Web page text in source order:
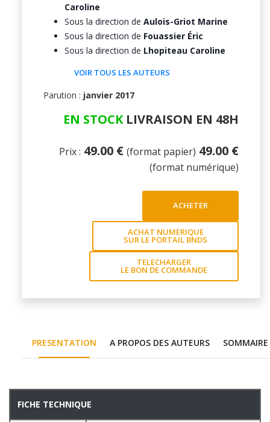
Caroline
Sous la direction de Aulois-Griot Marine
Sous la direction de Fouassier Éric
Sous la direction de Lhopiteau Caroline
VOIR TOUS LES AUTEURS
Parution : janvier 2017
EN STOCKLIVRAISON EN 48H
Prix : 49.00 € (format papier) 49.00 €
(format numérique)
ACHETER
ACHAT NUMERIQUE
SUR LE PORTAIL BNDS
TELECHARGER
LE BON DE COMMANDE
PRESENTATION A PROPOS DES AUTEURS SOMMAIRE
PRESENTATION
FICHE TECHNIQUE